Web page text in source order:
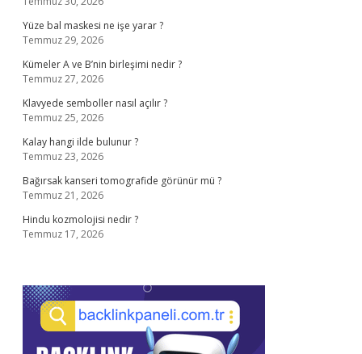
Yüze bal maskesi ne işe yarar ?
Temmuz 29, 2026
Kümeler A ve B’nin birleşimi nedir ?
Temmuz 27, 2026
Klavyede semboller nasıl açılır ?
Temmuz 25, 2026
Kalay hangi ilde bulunur ?
Temmuz 23, 2026
Bağırsak kanseri tomografide görünür mü ?
Temmuz 21, 2026
Hindu kozmolojisi nedir ?
Temmuz 17, 2026